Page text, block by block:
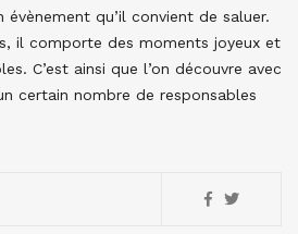
qu’il convient de saluer.
il comporte des moments joyeux et
C’est ainsi que l’on découvre avec
certain nombre de responsables